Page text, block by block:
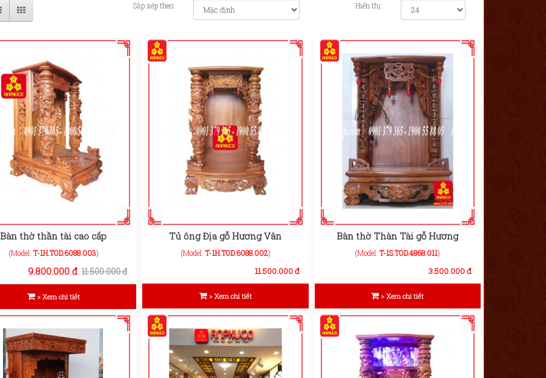
Sắp xếp theo: Hiển thị:
Bàn thờ thần tài cao cấp
(Model: T-1H.TOD.6088.003)
9.800.000 đ 11.500.000 đ
> Xem chi tiết
Tủ ông Địa gỗ Hương Vân
(Model: T-1H.TOD.6088.002)
11.500.000 đ
> Xem chi tiết
Bàn thờ Thàn Tài gỗ Hương
(Model:T-1S.TOD.4868.011)
3.500.000 đ
> Xem chi tiết